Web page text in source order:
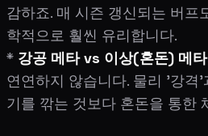
감하죠. 매 시즌 갱신되는 버
학적으로 훨씬 유리합니다.
* 강공 메타 vs 이상(혼돈) 메
연연하지 않습니다. 물리 '강
기를 깎는 것보다 혼돈을 통한